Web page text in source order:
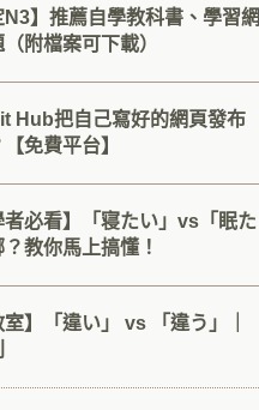
N3】推薦自學教科書、學習網
附檔案可下載）
Hub把自己寫好的網頁發布
免費平台】
者必看】「寝たい」vs「眠た
教你馬上搞懂！
室】「違い」 vs 「違う」｜